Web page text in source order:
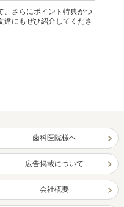
、さらにポイント特典がつ
達にもぜひ紹介してくださ
歯科医院様へ
広告掲載について
会社概要